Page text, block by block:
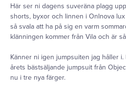
Här ser ni dagens suveräna plagg
shorts, byxor och linnen i Onlnova
så svala att ha på sig en varm
klänningen kommer från Vila och är
Känner ni igen jumpsuiten jag håller
årets bästsäljande jumpsuit från
nu i tre nya färger.